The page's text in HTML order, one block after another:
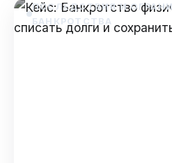
ПОСЛЕДСТВИЯ И
БАНКРОТСТВА